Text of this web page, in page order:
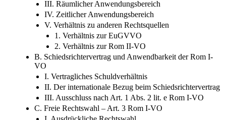
IV. Zeitlicher Anwendungsbereich
V. Verhältnis zu anderen Rechtsquellen
1. Verhältnis zur EuGVVO
2. Verhältnis zur Rom II-VO
B. Schiedsrichtervertrag und Anwendbarkeit der Rom I-
VO
I. Vertragliches Schuldverhältnis
II. Der internationale Bezug beim Schiedsrichtervertrag
III. Ausschluss nach Art. 1 Abs. 2 lit. e Rom I-VO
C. Freie Rechtswahl – Art. 3 Rom I-VO
I. Ausdrückliche Rechtswahl